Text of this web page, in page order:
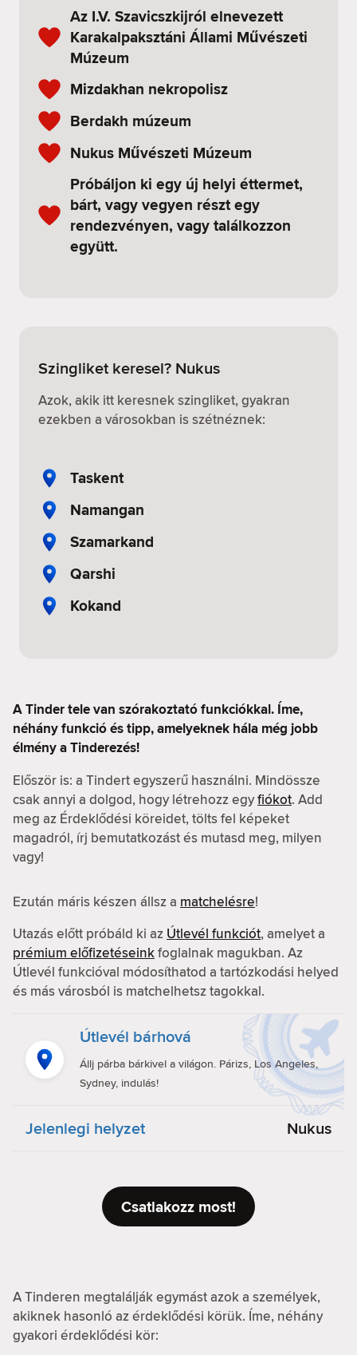
Az I.V. Szavicszkijról elnevezett
Karakalpaksztáni Állami Művészeti
Múzeum
Mizdakhan nekropolisz
Berdakh múzeum
Nukus Művészeti Múzeum
Próbáljon ki egy új helyi éttermet,
bárt, vagy vegyen részt egy
rendezvényen, vagy találkozzon
együtt.
Szingliket keresel? Nukus
Azok, akik itt keresnek szingliket, gyakran
ezekben a városokban is szétnéznek:
Taskent
Namangan
Szamarkand
Qarshi
Kokand
A Tinder tele van szórakoztató funkciókkal. Íme,
néhány funkció és tipp, amelyeknek hála még jobb
élmény a Tinderezés!
Először is: a Tindert egyszerű használni. Mindössze
csak annyi a dolgod, hogy létrehozz egyfiókot. Add
meg az Érdeklődési köreidet, tölts fel képeket
magadról, írj bemutatkozást és mutasd meg, milyen
vagy!
Ezután máris készen állsz a matchelésre!
Utazás előtt próbáld ki az Útlevél funkciót, amelyet a
prémium előfizetéseinkfoglalnak magukban. Az
Útlevél funkcióval módosíthatod a tartózkodási helyed
és más városból is matchelhetsz tagokkal.
Útlevél bárhová
Állj párba bárkivel a világon. Párizs, Los Angeles,
Sydney, indulás!
Jelenlegi helyzet Nukus
Csatlakozz most!
A Tinderen megtalálják egymást azok a személyek,
akiknek hasonló az érdeklődési körük. Íme, néhány
gyakori érdeklődési kör: